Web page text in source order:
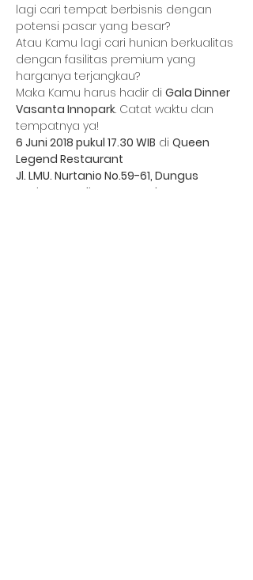
lagi cari tempat berbisnis dengan
Atau Kamu lagi cari hunian berkualitas
dengan fasilitas premium yang
Maka Kamu harus hadir di Gala Dinner
Vasanta Innopark. Catat waktu dan
6 Juni 2018 pukul 17.30 WIB di Queen
Legend Restaurant
Jl. LMU. Nurtanio No.59-61, Dungus
Cariang, Andir, Kota Bandung, Jawa